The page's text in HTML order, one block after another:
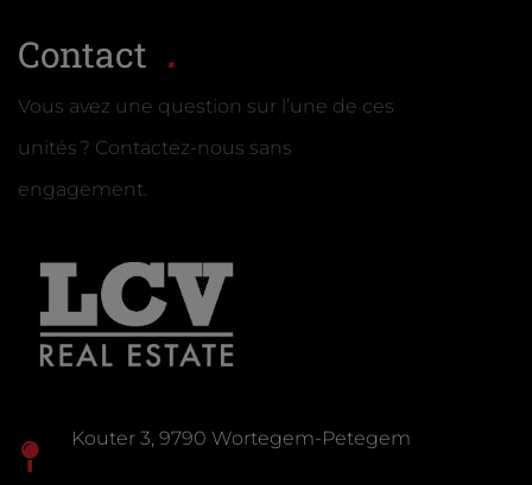
Contact
Vous avez une question sur l’une de ces
unités ? Contactez-nous sans
engagement.
Kouter 3, 9790 Wortegem-Petegem